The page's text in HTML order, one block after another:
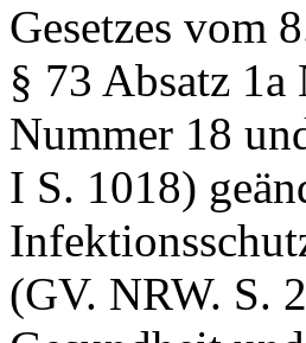
Gesetzes vom
§ 73 Absatz
Nummer 18
I S. 1018)
(GV. NRW. S.